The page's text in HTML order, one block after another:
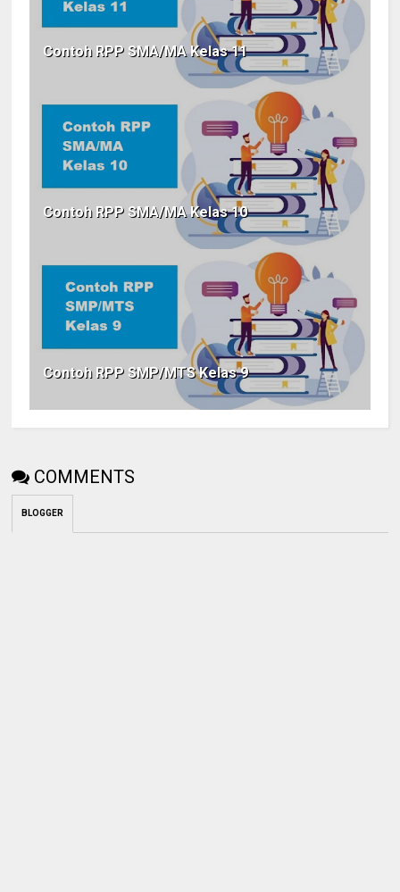
Contoh RPP SMA/MA Kelas 11
Contoh RPP SMA/MA Kelas 10
Contoh RPP SMP/MTS Kelas 9
COMMENTS
BLOGGER